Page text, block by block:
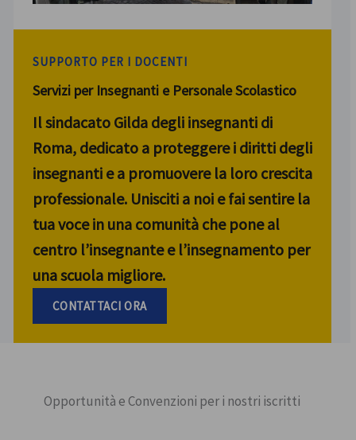
SUPPORTO PER I DOCENTI
Servizi per Insegnanti e Personale Scolastico
Il sindacato Gilda degli insegnanti di
Roma, dedicato a proteggere i diritti degli
insegnanti e a promuovere la loro crescita
professionale. Unisciti a noi e fai sentire la
tua voce in una comunità che pone al
centro l’insegnante e l’insegnamento per
una scuola migliore.
CONTATTACI ORA
Opportunità e Convenzioni per i nostri iscritti